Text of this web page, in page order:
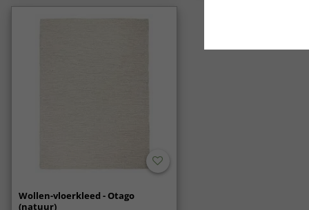
Wollen-vloerkleed - Otago
(natuur)